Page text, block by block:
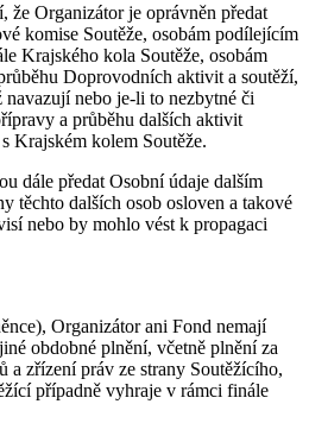
že Organizátor je oprávněn předat
komise Soutěže, osobám podílejícím
Krajského kola Soutěže, osobám
Doprovodních aktivit a soutěží,
nebo je-li to nezbytné či
a průběhu dalších aktivit
Krajském kolem Soutěže.
dále předat Osobní údaje dalším
těchto dalších osob osloven a takové
nebo by mohlo vést k propagaci
Organizátor ani Fond nemají
obdobné plnění, včetně plnění za
a zřízení práv ze strany Soutěžícího,
případně vyhraje v rámci finále